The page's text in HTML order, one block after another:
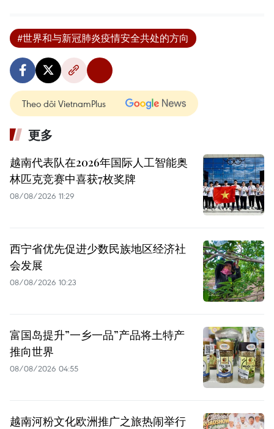
#世界和与新冠肺炎疫情安全共处的方向
Theo dõi VietnamPlus
更多
越南代表队在2026年国际人工智能奥
林匹克竞赛中喜获7枚奖牌
08/08/2026 11:29
西宁省优先促进少数民族地区经济社
会发展
08/08/2026 10:23
富国岛提升”一乡一品”产品将土特产
推向世界
08/08/2026 04:55
越南河粉文化欧洲推广之旅热闹举行